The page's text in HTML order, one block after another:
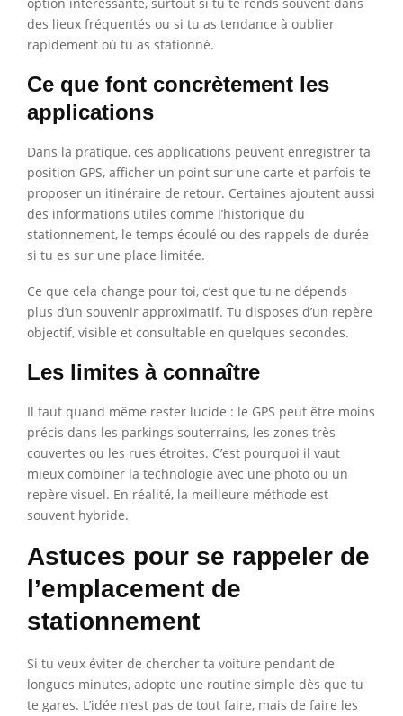
des lieux fréquentés ou si tu as tendance à oublier
rapidement où tu as stationné.
Ce que font concrètement les
applications
Dans la pratique, ces applications peuvent enregistrer ta
position GPS, afficher un point sur une carte et parfois te
proposer un itinéraire de retour. Certaines ajoutent aussi
des informations utiles comme l’historique du
stationnement, le temps écoulé ou des rappels de durée
si tu es sur une place limitée.
Ce que cela change pour toi, c’est que tu ne dépends
plus d’un souvenir approximatif. Tu disposes d’un repère
objectif, visible et consultable en quelques secondes.
Les limites à connaître
Il faut quand même rester lucide : le GPS peut être moins
précis dans les parkings souterrains, les zones très
couvertes ou les rues étroites. C’est pourquoi il vaut
mieux combiner la technologie avec une photo ou un
repère visuel. En réalité, la meilleure méthode est
souvent hybride.
Astuces pour se rappeler de
l’emplacement de
stationnement
Si tu veux éviter de chercher ta voiture pendant de
longues minutes, adopte une routine simple dès que tu
te gares. L’idée n’est pas de tout faire, mais de faire les